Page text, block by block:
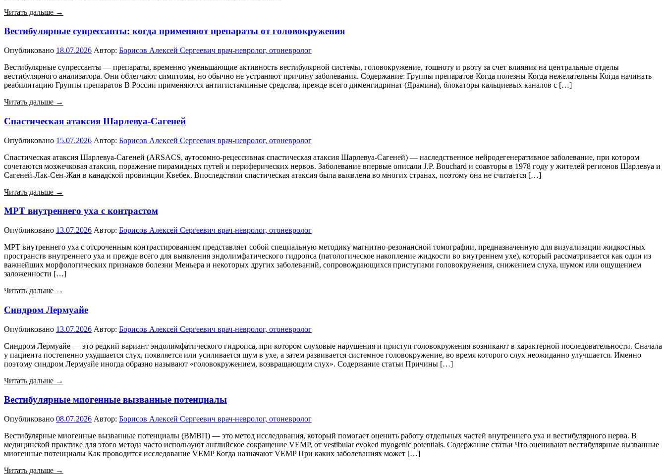
Читать дальше →
Вестибулярные супрессанты: когда применяют препараты от головокружения
Опубликовано 18.07.2026 Автор: Борисов Алексей Сергеевич врач-невролог, отоневролог
Вестибулярные супрессанты — препараты, временно уменьшающие активность вестибулярной системы, головокружение, тошноту и рвоту за счет влияния на центральные отделы
вестибулярного анализатора. Они облегчают симптомы, но обычно не устраняют причину заболевания. Содержание: Группы препаратов Когда полезны Когда нежелательны Когда начинать
реабилитацию Группы препаратов В России применяются антигистаминные средства, прежде всего дименгидринат (Драмина), блокаторы кальциевых каналов с […]
Читать дальше →
Спастическая атаксия Шарлевуа-Сагеней
Опубликовано 15.07.2026 Автор: Борисов Алексей Сергеевич врач-невролог, отоневролог
Спастическая атаксия Шарлевуа-Сагеней (ARSACS, аутосомно-рецессивная спастическая атаксия Шарлевуа-Сагеней) — наследственное нейродегенеративное заболевание, при котором
сочетаются мозжечковая атаксия, поражение пирамидных путей и периферических нервов. Заболевание впервые описали J.P. Bouchard и соавторы в 1978 году у жителей регионов Шарлевуа и
Сагеней-Лак-Сен-Жан в канадской провинции Квебек. Впоследствии спастическая атаксия была выявлена во многих странах, поэтому она не считается […]
Читать дальше →
МРТ внутреннего уха с контрастом
Опубликовано 13.07.2026 Автор: Борисов Алексей Сергеевич врач-невролог, отоневролог
МРТ внутреннего уха с отсроченным контрастированием представляет собой специальную методику магнитно-резонансной томографии, предназначенную для визуализации жидкостных
пространств внутреннего уха и прежде всего для выявления эндолимфатического гидропса (патологическое накопление жидкости во внутреннем ухе), который рассматривается как один из
важнейших морфологических признаков болезни Меньера и некоторых других заболеваний, сопровождающихся приступами головокружения, снижением слуха, шумом или ощущением
заложенности […]
Читать дальше →
Синдром Лермуайе
Опубликовано 13.07.2026 Автор: Борисов Алексей Сергеевич врач-невролог, отоневролог
Синдром Лермуайе — это редкий вариант эндолимфатического гидропса, при котором слуховые нарушения и приступ головокружения возникают в характерной последовательности. Сначала
у пациента постепенно ухудшается слух, появляется или усиливается шум в ухе, а затем развивается системное головокружение, во время которого слух неожиданно улучшается. Именно
поэтому синдром Лермуайе иногда образно называют «головокружением, возвращающим слух». Содержание статьи Причины […]
Читать дальше →
Вестибулярные миогенные вызванные потенциалы
Опубликовано 08.07.2026 Автор: Борисов Алексей Сергеевич врач-невролог, отоневролог
Вестибулярные миогенные вызванные потенциалы (ВМВП) — это метод исследования, который помогает оценить работу отдельных частей внутреннего уха и вестибулярного нерва. В
медицинской практике для этого метода часто используют английское сокращение VEMP, от vestibular evoked myogenic potentials. Содержание статьи Что оценивают вестибулярные вызванные
миогенные потенциалы Как проводится исследование VEMP Когда назначают VEMP При каких заболеваниях может […]
Читать дальше →